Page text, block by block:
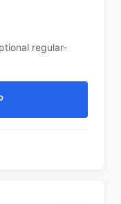
regular-